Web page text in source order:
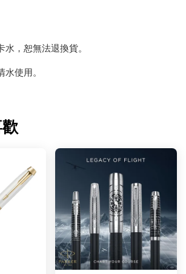
，恕無法退換貨。
使用。